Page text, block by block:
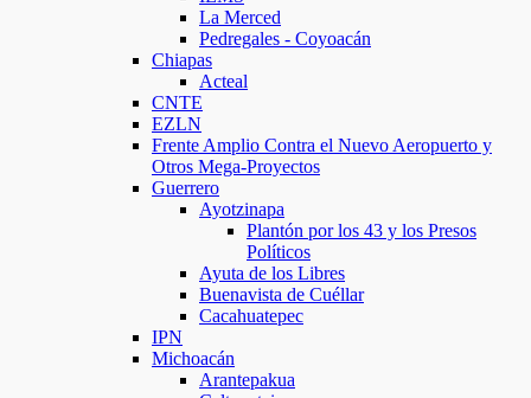
La Merced
Pedregales - Coyoacán
Chiapas
Acteal
CNTE
EZLN
Frente Amplio Contra el Nuevo Aeropuerto y
Otros Mega-Proyectos
Guerrero
Ayotzinapa
Plantón por los 43 y los Presos
Políticos
Ayuta de los Libres
Buenavista de Cuéllar
Cacahuatepec
IPN
Michoacán
Arantepakua